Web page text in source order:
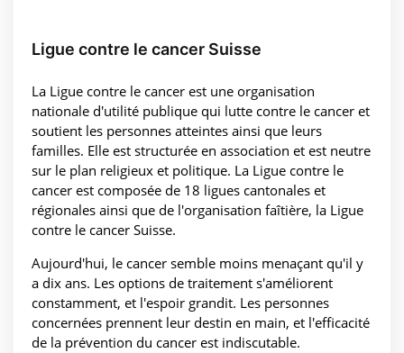
Ligue contre le cancer Suisse
La Ligue contre le cancer est une organisation
nationale d'utilité publique qui lutte contre le cancer et
soutient les personnes atteintes ainsi que leurs
familles. Elle est structurée en association et est neutre
sur le plan religieux et politique. La Ligue contre le
cancer est composée de 18 ligues cantonales et
régionales ainsi que de l'organisation faîtière, la Ligue
contre le cancer Suisse.
Aujourd'hui, le cancer semble moins menaçant qu'il y
a dix ans. Les options de traitement s'améliorent
constamment, et l'espoir grandit. Les personnes
concernées prennent leur destin en main, et l'efficacité
de la prévention du cancer est indiscutable.